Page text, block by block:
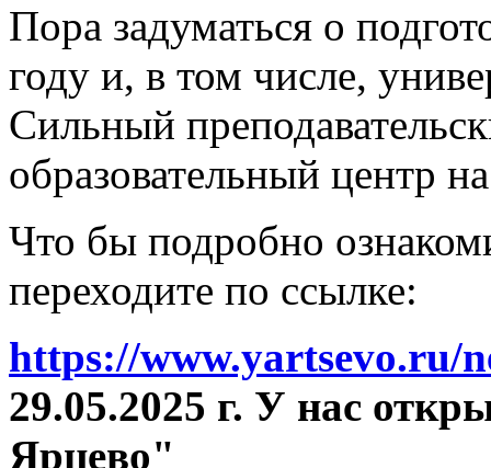
Пора задуматься о
году и, в том числе,
Сильный
образовательный центр
Что бы подробно
переходите по ссылке:
https://www.yartsevo.ru/
29.05.2025 г. У нас
Ярцево"